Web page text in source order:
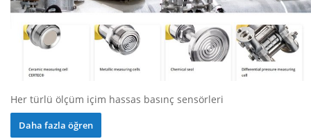
Her türlü ölçüm içim hassas basınç sensörleri
Daha fazla öğren